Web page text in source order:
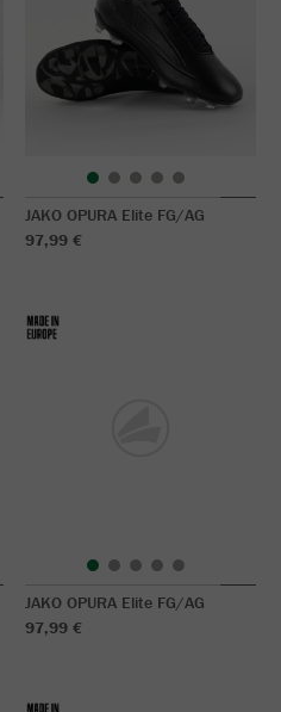
JAKO OPURA Elite FG/AG
97,99 €
JAKO OPURA Elite FG/AG
97,99 €